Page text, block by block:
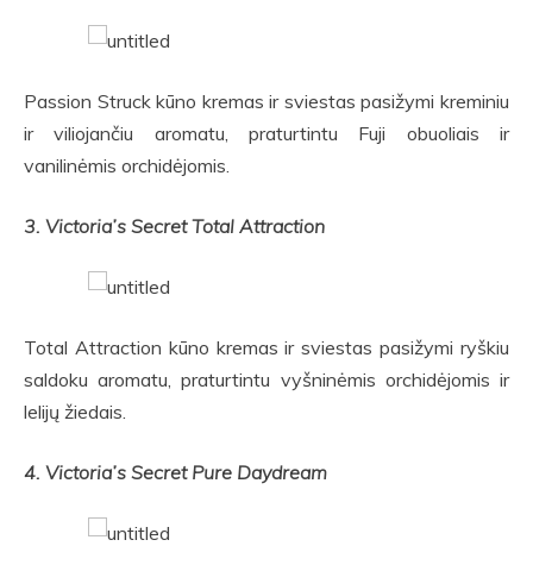
Passion Struck kūno kremas ir sviestas pasižymi kreminiu
ir viliojančiu aromatu, praturtintu Fuji obuoliais ir
vanilinėmis orchidėjomis.
3. Victoria’s Secret Total Attraction
Total Attraction kūno kremas ir sviestas pasižymi ryškiu
saldoku aromatu, praturtintu vyšninėmis orchidėjomis ir
lelijų žiedais.
4. Victoria’s Secret Pure Daydream